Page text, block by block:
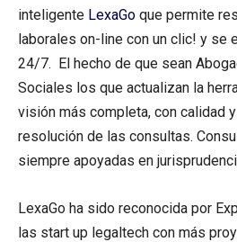
inteligente LexaGo que permite
laborales on-line con un clic! y se
24/7. El hecho de que sean
Sociales los que actualizan la
visión más completa, con calidad
resolución de las consultas.
siempre apoyadas en
LexaGo ha sido reconocida por
las start up legaltech con más